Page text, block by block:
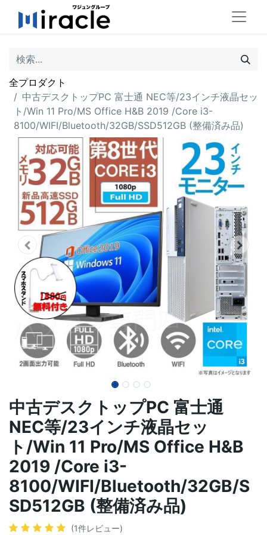
全プロダクト
中古デスクトップPC 富士通 NEC等/23インチ液晶セッ
ト/Win 11 Pro/MS Office H&B 2019 /Core i3-
8100/WIFI/Bluetooth/32GB/SSD512GB (整備済み品)
中古デスクトップPC 富士通
NEC等/23インチ液晶セッ
ト/Win 11 Pro/MS Office H&B
2019 /Core i3-
8100/WIFI/Bluetooth/32GB/S
SD512GB (整備済み品)
(1件レビュー)